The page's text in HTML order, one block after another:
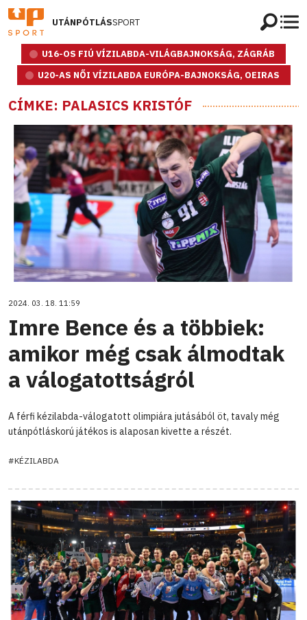
UTÁNPÓTLÁSSPORT
U16-OS FIÚ VÍZILABDA-VILÁGBAJNOKSÁG, ZÁGRÁB
U20-AS NŐI VÍZILABDA EURÓPA-BAJNOKSÁG, OEIRAS
CÍMKE: PALASICS KRISTÓF
2024. 03. 18. 11:59
Imre Bence és a többiek:
amikor még csak álmodtak
a válogatottságról
A férfi kézilabda-válogatott olimpiára jutásából öt, tavaly még
utánpótláskorú játékos is alaposan kivette a részét.
#KÉZILABDA